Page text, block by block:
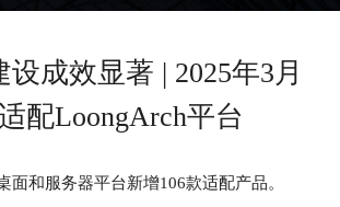
成效显著 | 2025年3月
配LoongArch平台
面和服务器平台新增106款适配产品。